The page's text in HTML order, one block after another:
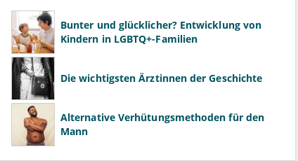
Bunter und glücklicher? Entwicklung von
Kindern in LGBTQ+-Familien
Die wichtigsten Ärztinnen der Geschichte
Alternative Verhütungsmethoden für den
Mann